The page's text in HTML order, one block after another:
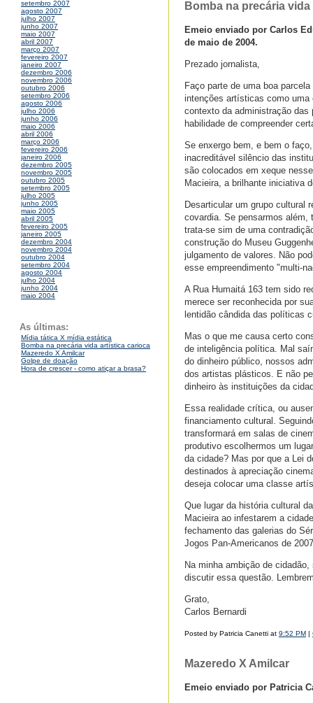
setembro 2007
agosto 2007
julho 2007
junho 2007
maio 2007
abril 2007
março 2007
fevereiro 2007
janeiro 2007
dezembro 2006
novembro 2006
outubro 2006
setembro 2006
agosto 2006
julho 2006
junho 2006
maio 2006
abril 2006
março 2006
fevereiro 2006
janeiro 2006
dezembro 2005
novembro 2005
outubro 2005
setembro 2005
julho 2005
junho 2005
maio 2005
abril 2005
fevereiro 2005
janeiro 2005
dezembro 2004
novembro 2004
outubro 2004
setembro 2004
agosto 2004
julho 2004
junho 2004
maio 2004
As últimas:
Mídia tática X mídia estática
Bomba na precária vida artística carioca
Mazeredo X Amilcar
Golpe de doação
Hora de crescer - como atiçar a brasa?
Bomba na precária
Emeio enviado por Carlos
de maio de 2004.
Prezado jornalista,
Faço parte de uma boa
intenções artísticas como uma
contexto da administração
habilidade de compreender
Se enxergo bem, e bem o
inacreditável silêncio das
são colocados em xeque
Macieira, a brilhante iniciativa
Desarticular um grupo cultural
covardia. Se pensarmos além,
trata-se sim de uma
construção do Museu
julgamento de valores. Não
esse empreendimento "multi-
A Rua Humaitá 163 tem sido
merece ser reconhecida por
lentidão cândida das políticas
Mas o que me causa certo
de inteligência política. Mal
do dinheiro público, nossos
dos artistas plásticos. E não
dinheiro às instituições da
Essa realidade crítica, ou
financiamento cultural.
transformará em salas de
produtivo escolhermos um
da cidade? Mas por que a Lei
destinados à apreciação
deseja colocar uma classe
Que lugar da história cultural
Macieira ao infestarem a
fechamento das galerias do
Jogos Pan-Americanos de
Na minha ambição de
discutir essa questão.
Grato,
Carlos Bernardi
Posted by Patricia Canetti at 9:52 PM |
Mazeredo X Amilcar
Emeio enviado por Patricia